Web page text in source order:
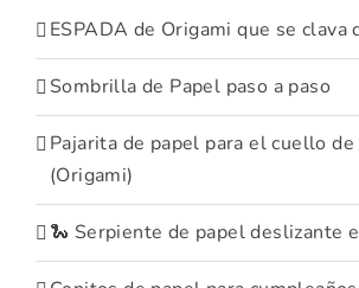
ESPADA de Origami que se clava
Sombrilla de Papel paso a paso
Pajarita de papel para el cuello de
(Origami)
🐍 Serpiente de papel deslizante